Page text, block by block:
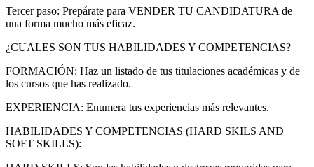
Tercer paso: Prepárate para VENDER TU CANDIDATURA de
una forma mucho más eficaz.
¿CUALES SON TUS HABILIDADES Y COMPETENCIAS?
FORMACIÓN: Haz un listado de tus titulaciones académicas y de
los cursos que has realizado.
EXPERIENCIA: Enumera tus experiencias más relevantes.
HABILIDADES Y COMPETENCIAS (HARD SKILS AND
SOFT SKILLS):